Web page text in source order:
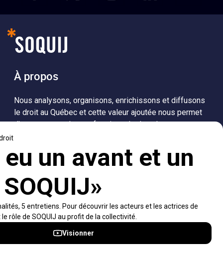
À propos
Nous analysons, organisons, enrichissons et diffusons
le droit au Québec et cette valeur ajoutée nous permet
d’accompagner les professionnels dans leurs
population dans sa compréhension du droit.
Accès rapides
À propos Notifications et fils RSS